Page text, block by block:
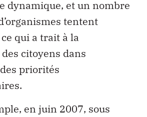
dynamique, et un nombre
tentent
qui a trait à la
citoyens dans
priorités
en juin 2007, sous